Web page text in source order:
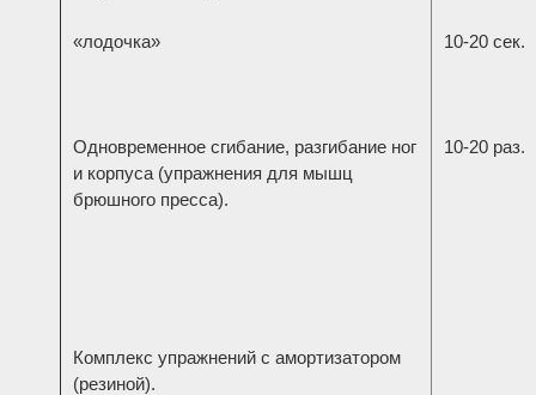
«лодочка»
Одновременное сгибание, разгибание ног
и корпуса (упражнения для мышц
брюшного пресса).
Комплекс упражнений с амортизатором
(резиной).
10-20 сек.
10-20 раз.